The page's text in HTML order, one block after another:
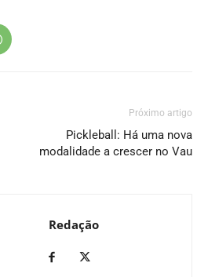
Próximo artigo
Pickleball: Há uma nova
modalidade a crescer no Vau
Redação